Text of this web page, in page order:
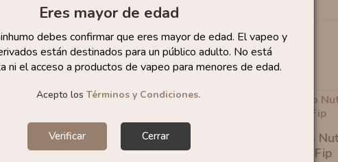
Eres mayor de edad
debes confirmar que eres mayor de edad. El vapeo y
están destinados para un público adulto. No está
ni el acceso a productos de vapeo para menores de edad.
Acepto los Términos y Condiciones.
Verificar Cerrar
Fresa SNK 10ml By
Habana (Antiguo
10ml By VapFip